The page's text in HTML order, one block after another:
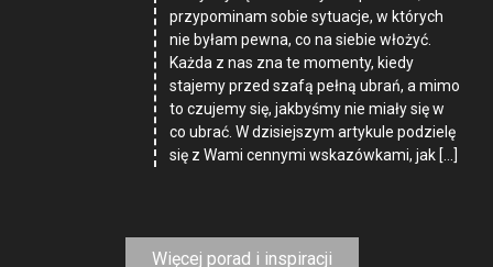
przypominam sobie sytuacje, w których
nie byłam pewna, co na siebie włożyć.
Każda z nas zna te momenty, kiedy
stajemy przed szafą pełną ubrań, a mimo
to czujemy się, jakbyśmy nie miały się w
co ubrać. W dzisiejszym artykule podzielę
się z Wami cennymi wskazówkami, jak […]
Więcej porad i inspiracji